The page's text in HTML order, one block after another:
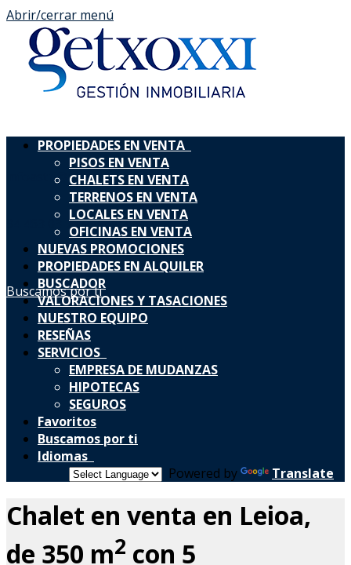
Abrir/cerrar menú
infoastri@ainmogetxo.com
94 463 03 73688698238
Buscamos por ti
PROPIEDADES EN VENTA
PISOS EN VENTA
CHALETS EN VENTA
TERRENOS EN VENTA
LOCALES EN VENTA
OFICINAS EN VENTA
NUEVAS PROMOCIONES
PROPIEDADES EN ALQUILER
BUSCADOR
VALORACIONES Y TASACIONES
NUESTRO EQUIPO
RESEÑAS
SERVICIOS
EMPRESA DE MUDANZAS
HIPOTECAS
SEGUROS
Favoritos
Buscamos por ti
Idiomas
Powered by
Translate
Chalet en venta en Leioa,
de 350 m2 con 5